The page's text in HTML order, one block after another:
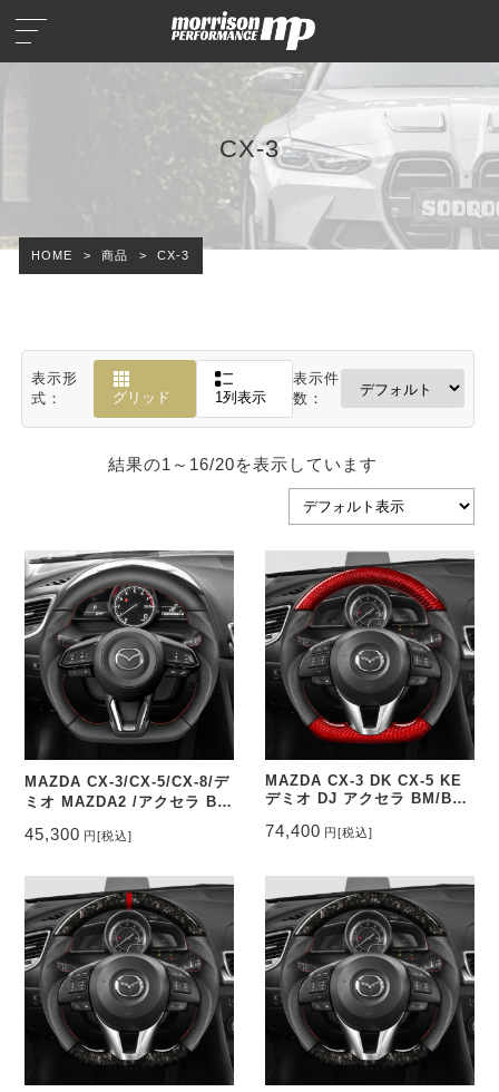
CX-3
HOME > 商品 > CX-3
表示形
式：
グリッド 1列表示
表示件
数：
結果の1～16/20を表示しています
MAZDA CX-3/CX-5/CX-8/デ
ミオ MAZDA2 /アクセラ BM
ングレザー トップマーク無し
45,300 円[税込]
MAZDA CX-3 DK CX-5 KE
デミオ DJ アクセラ BM/BY
ン&パンチングレザー トップ
M3_COCA
74,400 円[税込]